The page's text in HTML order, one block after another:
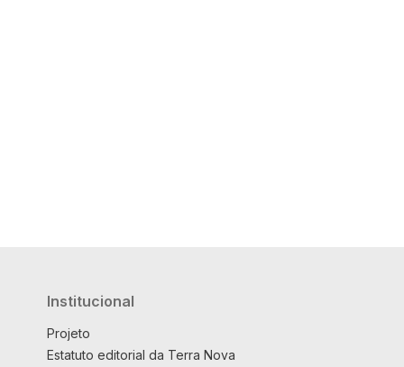
Institucional
Projeto
Estatuto editorial da Terra Nova